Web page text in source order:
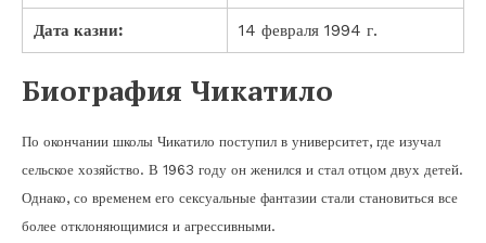
Дата казни: 14 февраля 1994 г.
Биография Чикатило
По окончании школы Чикатило поступил в университет, где изучал
сельское хозяйство. В 1963 году он женился и стал отцом двух детей.
Однако, со временем его сексуальные фантазии стали становиться все
более отклоняющимися и агрессивными.